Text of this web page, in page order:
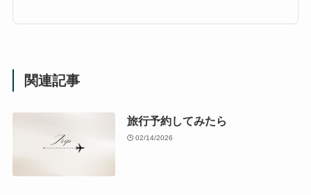
関連記事
旅行予約してみたら
02/14/2026